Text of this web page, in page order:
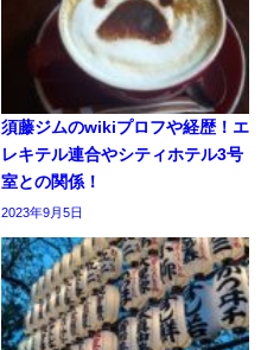
須藤ジムのwikiプロフや経歴！エ
レキテル連合やシティホテル3号
室との関係！
2023年9月5日